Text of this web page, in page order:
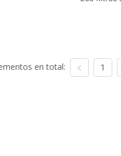
en total: 1